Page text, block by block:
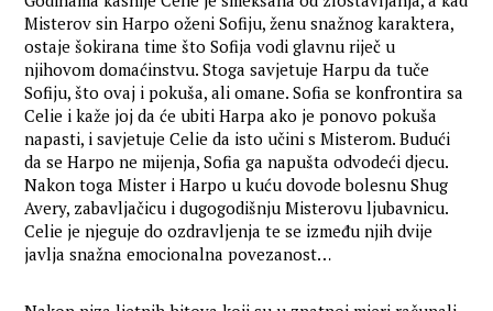
Misterov sin Harpo oženi Sofiju, ženu snažnog karaktera,
ostaje šokirana time što Sofija vodi glavnu riječ u
njihovom domaćinstvu. Stoga savjetuje Harpu da tuče
Sofiju, što ovaj i pokuša, ali omane. Sofia se konfrontira sa
Celie i kaže joj da će ubiti Harpa ako je ponovo pokuša
napasti, i savjetuje Celie da isto učini s Misterom. Budući
da se Harpo ne mijenja, Sofia ga napušta odvodeći djecu.
Nakon toga Mister i Harpo u kuću dovode bolesnu Shug
Avery, zabavljačicu i dugogodišnju Misterovu ljubavnicu.
Celie je njeguje do ozdravljenja te se između njih dvije
javlja snažna emocionalna povezanost…